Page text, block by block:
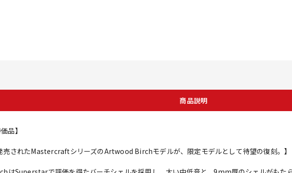
商品説明
品】
売されたMastercraftシリーズのArtwood Birchモデルが、限定モデルとして待望の復刻。】